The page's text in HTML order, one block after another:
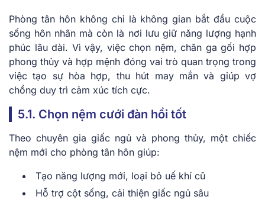
Phòng tân hôn không chỉ là không gian bắt đầu cuộc
sống hôn nhân mà còn là nơi lưu giữ năng lượng hạnh
phúc lâu dài. Vì vậy, việc chọn nệm, chăn ga gối hợp
phong thủy và hợp mệnh đóng vai trò quan trọng trong
việc tạo sự hòa hợp, thu hút may mắn và giúp vợ
chồng duy trì cảm xúc tích cực.
5.1. Chọn nệm cưới đàn hồi tốt
Theo chuyên gia giấc ngủ và phong thủy, một chiếc
nệm mới cho phòng tân hôn giúp:
Tạo năng lượng mới, loại bỏ uế khí cũ
Hỗ trợ cột sống, cải thiện giấc ngủ sâu